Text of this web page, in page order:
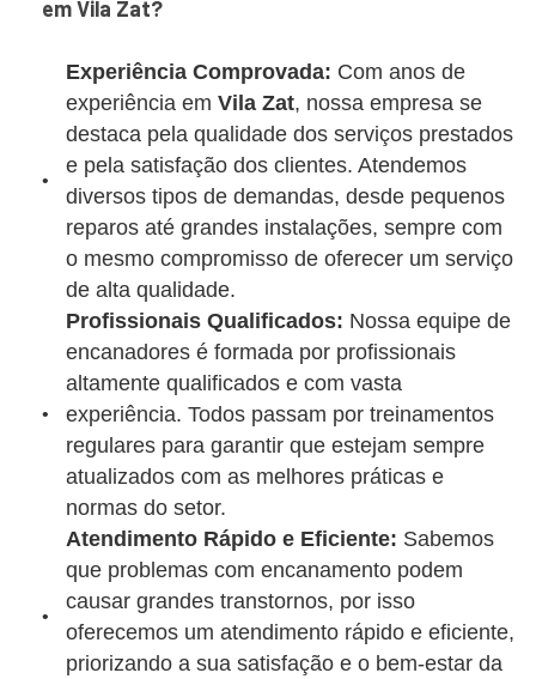
em Vila Zat?
Experiência Comprovada: Com anos de
experiência em Vila Zat, nossa empresa se
destaca pela qualidade dos serviços prestados
e pela satisfação dos clientes. Atendemos
diversos tipos de demandas, desde pequenos
reparos até grandes instalações, sempre com
o mesmo compromisso de oferecer um serviço
de alta qualidade.
Profissionais Qualificados: Nossa equipe de
encanadores é formada por profissionais
altamente qualificados e com vasta
experiência. Todos passam por treinamentos
regulares para garantir que estejam sempre
atualizados com as melhores práticas e
normas do setor.
Atendimento Rápido e Eficiente: Sabemos
que problemas com encanamento podem
causar grandes transtornos, por isso
oferecemos um atendimento rápido e eficiente,
priorizando a sua satisfação e o bem-estar da